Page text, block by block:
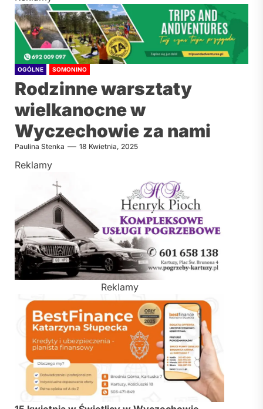
OGÓLNE SOMONINO
Rodzinne warsztaty
wielkanocne w
Wyczechowie za nami
Paulina Stenka 18 Kwietnia, 2025
Reklamy
Reklamy